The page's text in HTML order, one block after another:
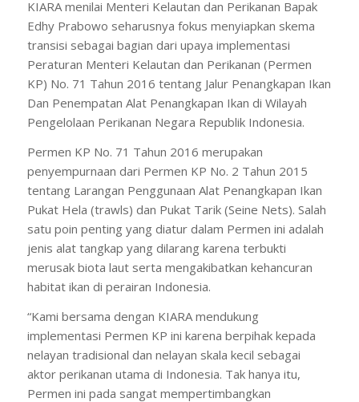
KIARA menilai Menteri Kelautan dan Perikanan Bapak
Edhy Prabowo seharusnya fokus menyiapkan skema
transisi sebagai bagian dari upaya implementasi
Peraturan Menteri Kelautan dan Perikanan (Permen
KP) No. 71 Tahun 2016 tentang Jalur Penangkapan Ikan
Dan Penempatan Alat Penangkapan Ikan di Wilayah
Pengelolaan Perikanan Negara Republik Indonesia.
Permen KP No. 71 Tahun 2016 merupakan
penyempurnaan dari Permen KP No. 2 Tahun 2015
tentang Larangan Penggunaan Alat Penangkapan Ikan
Pukat Hela (trawls) dan Pukat Tarik (Seine Nets). Salah
satu poin penting yang diatur dalam Permen ini adalah
jenis alat tangkap yang dilarang karena terbukti
merusak biota laut serta mengakibatkan kehancuran
habitat ikan di perairan Indonesia.
“Kami bersama dengan KIARA mendukung
implementasi Permen KP ini karena berpihak kepada
nelayan tradisional dan nelayan skala kecil sebagai
aktor perikanan utama di Indonesia. Tak hanya itu,
Permen ini pada sangat mempertimbangkan